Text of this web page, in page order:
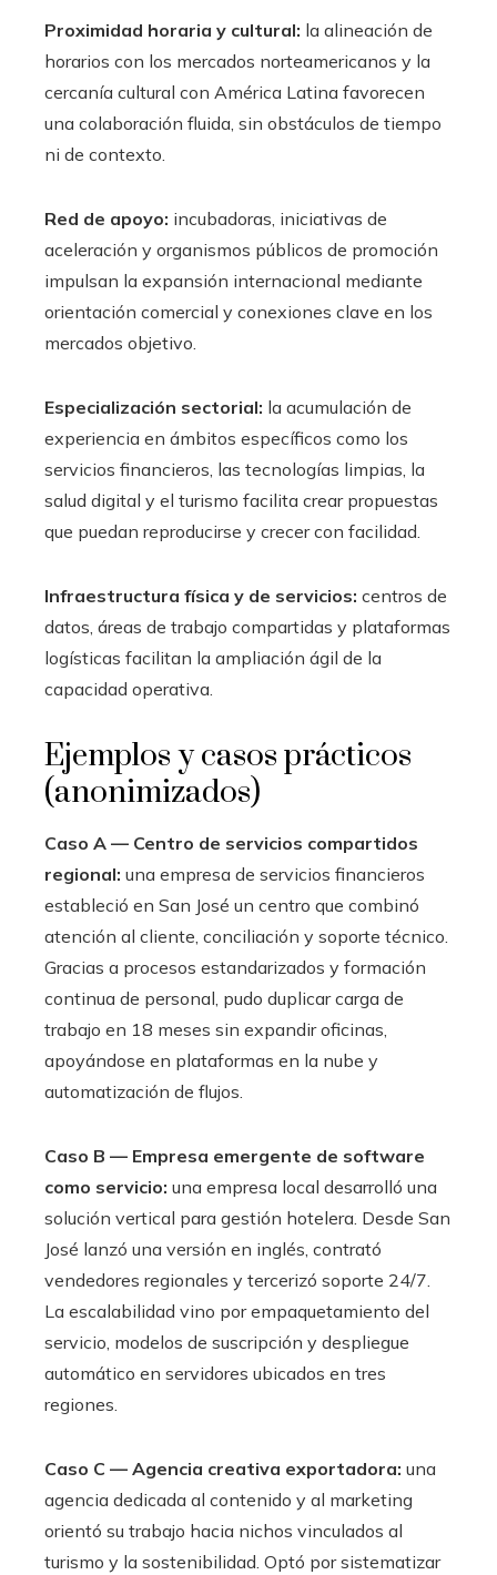
Proximidad horaria y cultural: la alineación de
horarios con los mercados norteamericanos y la
cercanía cultural con América Latina favorecen
una colaboración fluida, sin obstáculos de tiempo
ni de contexto.
Red de apoyo: incubadoras, iniciativas de
aceleración y organismos públicos de promoción
impulsan la expansión internacional mediante
orientación comercial y conexiones clave en los
mercados objetivo.
Especialización sectorial: la acumulación de
experiencia en ámbitos específicos como los
servicios financieros, las tecnologías limpias, la
salud digital y el turismo facilita crear propuestas
que puedan reproducirse y crecer con facilidad.
Infraestructura física y de servicios: centros de
datos, áreas de trabajo compartidas y plataformas
logísticas facilitan la ampliación ágil de la
capacidad operativa.
Ejemplos y casos prácticos
(anonimizados)
Caso A — Centro de servicios compartidos
regional: una empresa de servicios financieros
estableció en San José un centro que combinó
atención al cliente, conciliación y soporte técnico.
Gracias a procesos estandarizados y formación
continua de personal, pudo duplicar carga de
trabajo en 18 meses sin expandir oficinas,
apoyándose en plataformas en la nube y
automatización de flujos.
Caso B — Empresa emergente de software
como servicio: una empresa local desarrolló una
solución vertical para gestión hotelera. Desde San
José lanzó una versión en inglés, contrató
vendedores regionales y tercerizó soporte 24/7.
La escalabilidad vino por empaquetamiento del
servicio, modelos de suscripción y despliegue
automático en servidores ubicados en tres
regiones.
Caso C — Agencia creativa exportadora: una
agencia dedicada al contenido y al marketing
orientó su trabajo hacia nichos vinculados al
turismo y la sostenibilidad. Optó por sistematizar